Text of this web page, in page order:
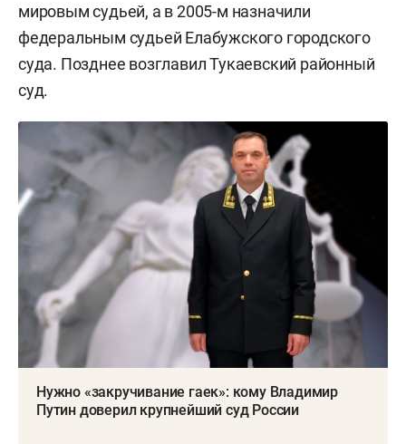
мировым судьей, а в 2005-м назначили
федеральным судьей Елабужского городского
суда. Позднее возглавил Тукаевский районный
суд.
Нужно «закручивание гаек»: кому Владимир
Путин доверил крупнейший суд России